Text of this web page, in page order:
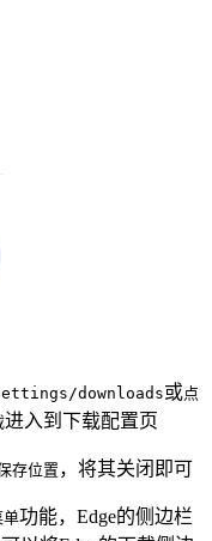
downloads或点
进入到下载配置页
存位置 ，将其关闭即可
单功能，Edge的侧边栏